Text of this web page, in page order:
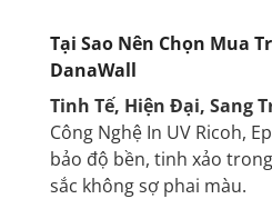
Tại Sao Nên Chọn Mua
DanaWall
Tinh Tế, Hiện Đại, Sang
Công Nghệ In UV Ricoh,
bảo độ bền, tinh xảo
sắc không sợ phai màu.